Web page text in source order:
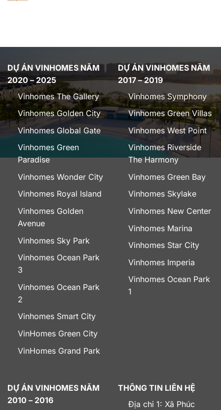
DỰ ÁN VINHOMES NĂM
2020 – 2025
Vinhomes The Gallery
Vinhomes Golden City
Vinhomes Global Gate
Vinhomes Green
Paradise
Vinhomes Wonder City
Vinhomes Royal Island
Vinhomes Golden
Avenue
Vinhomes Sky Park
Vinhomes Ocean Park
3
Vinhomes Ocean Park
2
Vinhomes Smart City
VinHomes Green City
VinHomes Grand Park
DỰ ÁN VINHOMES NĂM
2017 – 2019
Vinhomes Symphony
Vinhomes Green Villas
Vinhomes West Point
Vinhomes Riverside
The Harmony
Vinhomes Green Bay
Vinhomes Skylake
Vinhomes New Center
Vinhomes Marina
Vinhomes Star City
Vinhomes Imperia
Vinhomes Ocean Park
1
DỰ ÁN VINHOMES NĂM
2010 – 2016
THÔNG TIN LIÊN HỆ
Địa chỉ 1: Xã Phúc